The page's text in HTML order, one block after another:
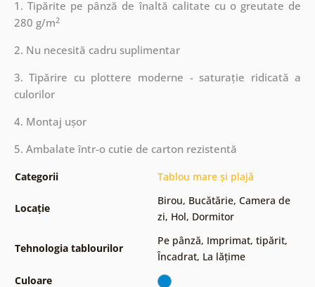
1. Tipărite pe pânză de înaltă calitate cu o greutate de
280 g/m2
2. Nu necesită cadru suplimentar
3. Tipărire cu plottere moderne - saturație ridicată a
culorilor
4. Montaj ușor
5. Ambalate într-o cutie de carton rezistentă
Categorii Tablou mare și plajă
Locație
Birou, Bucătărie, Camera de
zi, Hol, Dormitor
Tehnologia tablourilor
Pe pânză, Imprimat, tipărit,
Încadrat, La lățime
Culoare